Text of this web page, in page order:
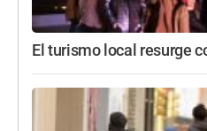
El turismo local resurge